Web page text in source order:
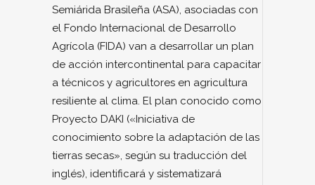
Semiárida Brasileña (ASA), asociadas con
el Fondo Internacional de Desarrollo
Agrícola (FIDA) van a desarrollar un plan
de acción intercontinental para capacitar
a técnicos y agricultores en agricultura
resiliente al clima. El plan conocido como
Proyecto DAKI («Iniciativa de
conocimiento sobre la adaptación de las
tierras secas», según su traducción del
inglés), identificará y sistematizará